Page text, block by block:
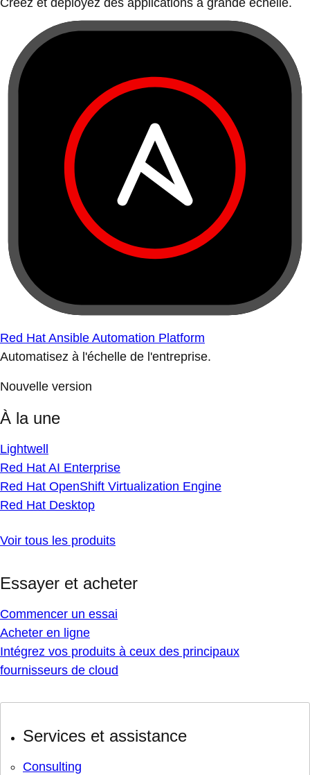
Créez et déployez des applications à grande échelle.
Red Hat Ansible Automation Platform
Automatisez à l'échelle de l'entreprise.
Nouvelle version
À la une
Lightwell
Red Hat AI Enterprise
Red Hat OpenShift Virtualization Engine
Red Hat Desktop
Voir tous les produits
Essayer et acheter
Commencer un essai
Acheter en ligne
Intégrez vos produits à ceux des principaux
fournisseurs de cloud
Services et assistance
Consulting